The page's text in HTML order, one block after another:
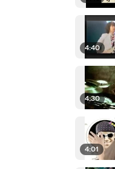
4:40
4:30
4:01